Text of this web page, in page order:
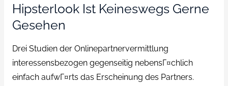
Hipsterlook Ist Keineswegs Gerne
Gesehen
Drei Studien der Onlinepartnervermittlung
interessensbezogen gegenseitig nebensГ¤chlich
einfach aufwГ¤rts das Erscheinung des Partners.